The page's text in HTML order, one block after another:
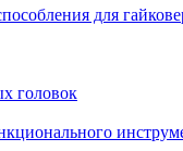
для
головок